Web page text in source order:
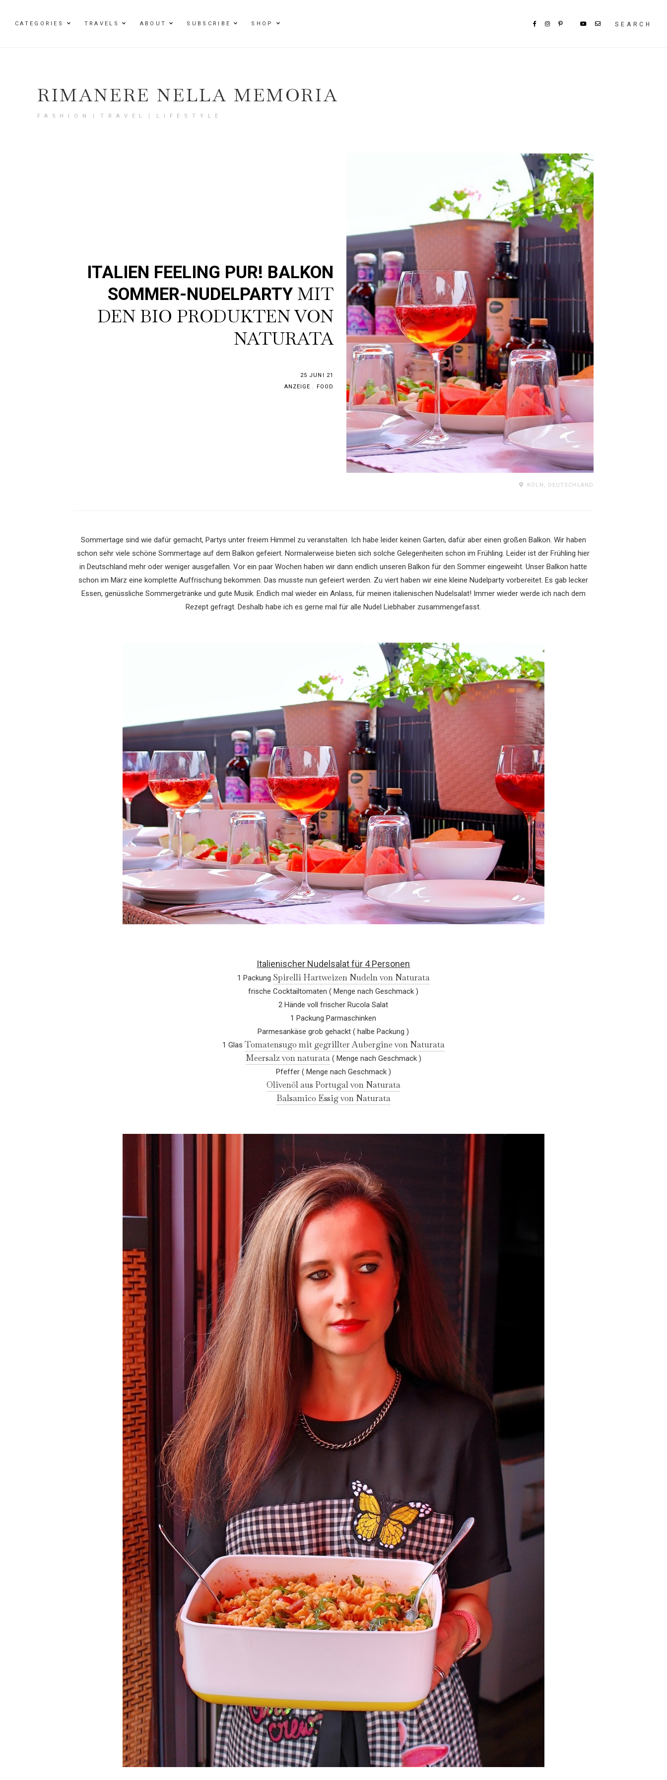
CATEGORIES TRAVELS ABOUT SUBSCRIBE SHOP SEARCH
RIMANERE NELLA MEMORIA
FASHION〡TRAVEL〡LIFESTYLE
ITALIEN FEELING PUR! BALKON
SOMMER-NUDELPARTY MIT
DEN BIO PRODUKTEN VON
NATURATA
25 JUNI 21
ANZEIGE . FOOD
KÖLN, DEUTSCHLAND
Sommertage sind wie dafür gemacht, Partys unter freiem Himmel zu veranstalten. Ich habe leider keinen Garten, dafür aber einen großen Balkon. Wir haben
schon sehr viele schöne Sommertage auf dem Balkon gefeiert. Normalerweise bieten sich solche Gelegenheiten schon im Frühling. Leider ist der Frühling hier
in Deutschland mehr oder weniger ausgefallen. Vor ein paar Wochen haben wir dann endlich unseren Balkon für den Sommer eingeweiht. Unser Balkon hatte
schon im März eine komplette Auffrischung bekommen. Das musste nun gefeiert werden. Zu viert haben wir eine kleine Nudelparty vorbereitet. Es gab lecker
Essen, genüssliche Sommergetränke und gute Musik. Endlich mal wieder ein Anlass, für meinen italienischen Nudelsalat! Immer wieder werde ich nach dem
Rezept gefragt. Deshalb habe ich es gerne mal für alle Nudel Liebhaber zusammengefasst.
Italienischer Nudelsalat für 4 Personen
1 Packung Spirelli Hartweizen Nudeln von Naturata
frische Cocktailtomaten ( Menge nach Geschmack )
2 Hände voll frischer Rucola Salat
1 Packung Parmaschinken
Parmesankäse grob gehackt ( halbe Packung )
1 Glas Tomatensugo mit gegrillter Aubergine von Naturata
Meersalz von naturata( Menge nach Geschmack )
Pfeffer ( Menge nach Geschmack )
Olivenöl aus Portugal von Naturata
Balsamico Essig von Naturata